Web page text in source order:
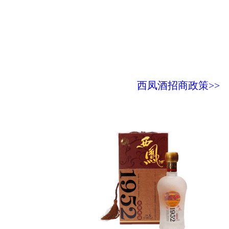
西凤酒招商政策>>